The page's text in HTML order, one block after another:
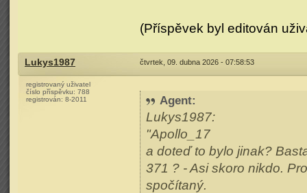
(Příspěvek byl editován
Lukys1987 čtvrtek, 09. dubna 2026 - 07:58:53
registrovaný uživatel
číslo příspěvku: 788
registrován: 8-2011 Agent:
Lukys1987:
"Apollo_17
a doteď to bylo jinak?
371 ? - Asi skoro nikdo.
spočítaný.